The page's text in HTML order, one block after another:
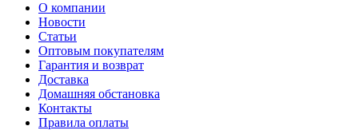
О компании
Новости
Статьи
Оптовым покупателям
Гарантия и возврат
Доставка
Домашняя обстановка
Контакты
Правила оплаты